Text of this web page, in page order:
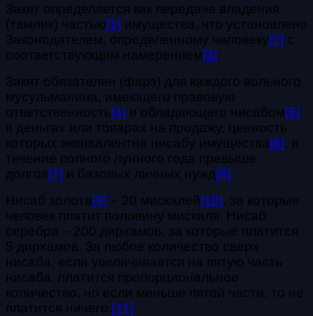
Закят определяется как передача владения
(тамлик) частью[1] имущества, что установлено
Законодателем, определенному человеку[2] с
соответствующим намерением[3].
Закят обязателен (фарз) для каждого вольного
мусульманина, имеющего правовую
ответственность[4] и обладающего нисабом[5]
в деньгах или товарах на продажу, ценность
которых эквивалентна нисабу имущества[6], в
течение полного лунного года превыше
долгов[7] и базовых личных нужд[8].
Нисаб золота[9] – 20 мискалей[10], за которые
человек платит половину мискаля. Нисаб
серебра – 200 дирхамов, за которые платится
5 дирхамов. За любое количество сверх
нисаба, если увеличивается на пятую часть
нисаба, платится пропорциональное
количество, но если меньше пятой части, то не
платится ничего.[11]